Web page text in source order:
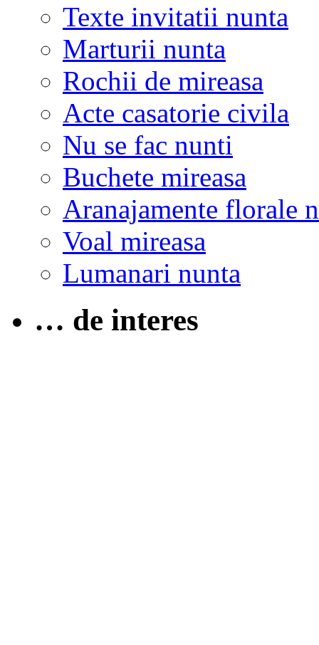
Texte invitatii nunta
Marturii nunta
Rochii de mireasa
Acte casatorie civila
Nu se fac nunti
Buchete mireasa
Aranajamente florale
Voal mireasa
Lumanari nunta
… de interes